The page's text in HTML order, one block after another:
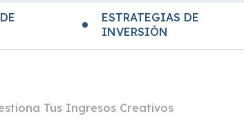
ESTRATEGIAS DE
INVERSIÓN
Tus Ingresos Creativos